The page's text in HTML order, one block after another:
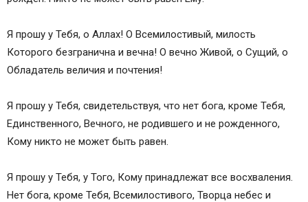
Я прошу у Тебя, о Аллах! О Всемилостивый, милость
Которого безгранична и вечна! О вечно Живой, о Сущий, о
Обладатель величия и почтения!
Я прошу у Тебя, свидетельствуя, что нет бога, кроме Тебя,
Единственного, Вечного, не родившего и не рожденного,
Кому никто не может быть равен.
Я прошу у Тебя, у Того, Кому принадлежат все восхваления.
Нет бога, кроме Тебя, Всемилостивого, Творца небес и